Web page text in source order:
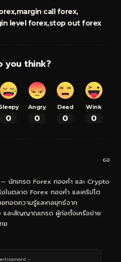
margin call forex
level forexstop out forex
you think?
0
Angry
0
Dead
0
Wink
0
นักเทรด Forex ทองคำ และ Crypto
ในตลาด Forex ทองคำ และคริปโต
ทอดความรู้และกลยุทธ์จาก
และสัญญาณเทรด ผู้ก่อตั้งเครือข่าย
ย
-